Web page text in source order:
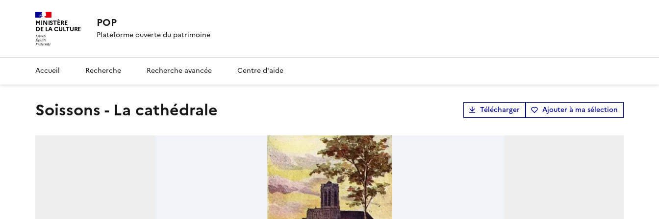
MINISTÈRE
DE LA CULTURE POP
Plateforme ouverte du patrimoine
Accueil Recherche Recherche avancée Centre d'aide
Soissons - La cathédrale Télécharger Ajouter à ma sélection